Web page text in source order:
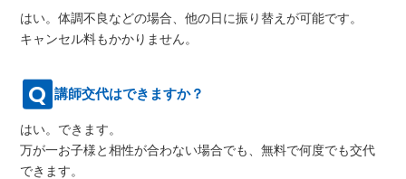
はい。体調不良などの場合、他の日に振り替えが可能です。
キャンセル料もかかりません。
講師交代はできますか？
はい。できます。
万が一お子様と相性が合わない場合でも、無料で何度でも交代
できます。